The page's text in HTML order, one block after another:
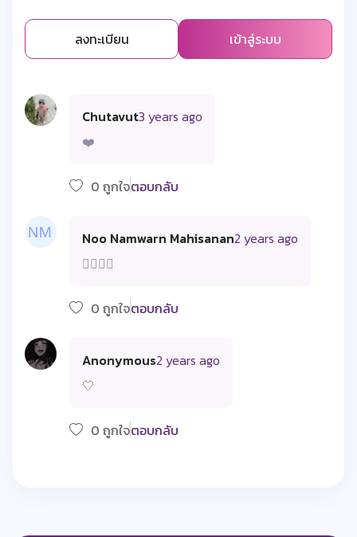
ลงทะเบียน เข้าสู่ระบบ
Chutavut3 years ago
❤️
0 ถูกใจตอบกลับ
Noo Namwarn Mahisanan2 years ago
❤️‍🔥❤️‍🔥
0 ถูกใจตอบกลับ
Anonymous2 years ago
🤍
0 ถูกใจตอบกลับ